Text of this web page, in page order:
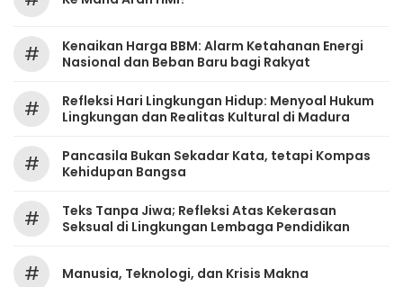
#
Kenaikan Harga BBM: Alarm Ketahanan Energi
Nasional dan Beban Baru bagi Rakyat
#
Refleksi Hari Lingkungan Hidup: Menyoal Hukum
Lingkungan dan Realitas Kultural di Madura
#
Pancasila Bukan Sekadar Kata, tetapi Kompas
Kehidupan Bangsa
#
Teks Tanpa Jiwa; Refleksi Atas Kekerasan
Seksual di Lingkungan Lembaga Pendidikan
# Manusia, Teknologi, dan Krisis Makna